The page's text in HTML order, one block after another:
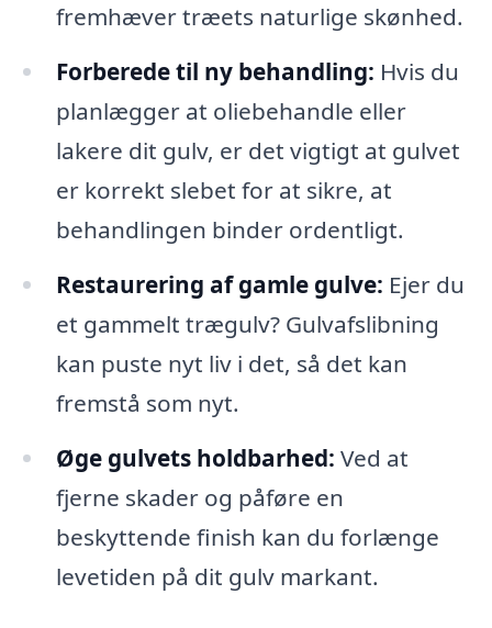
fremhæver træets naturlige skønhed.
Forberede til ny behandling: Hvis du
planlægger at oliebehandle eller
lakere dit gulv, er det vigtigt at gulvet
er korrekt slebet for at sikre, at
behandlingen binder ordentligt.
Restaurering af gamle gulve: Ejer du
et gammelt trægulv? Gulvafslibning
kan puste nyt liv i det, så det kan
fremstå som nyt.
Øge gulvets holdbarhed: Ved at
fjerne skader og påføre en
beskyttende finish kan du forlænge
levetiden på dit gulv markant.